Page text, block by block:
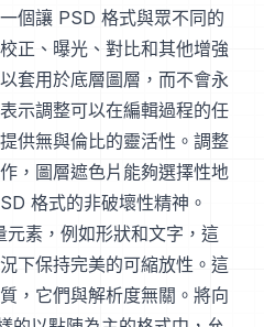
個讓 PSD 格式與眾不同的
正、曝光、對比和其他增強
套用於底層圖層，而不會永
示調整可以在編輯過程的任
供無與倫比的靈活性。調整
，圖層遮色片能夠選擇性地
格式的非破壞性精神。
素，例如形狀和文字，這
下保持完美的可縮放性。這
，它們與解析度無關。將向